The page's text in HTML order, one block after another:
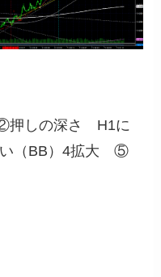
しの深さ H1に
（BB）4拡大 ⑤